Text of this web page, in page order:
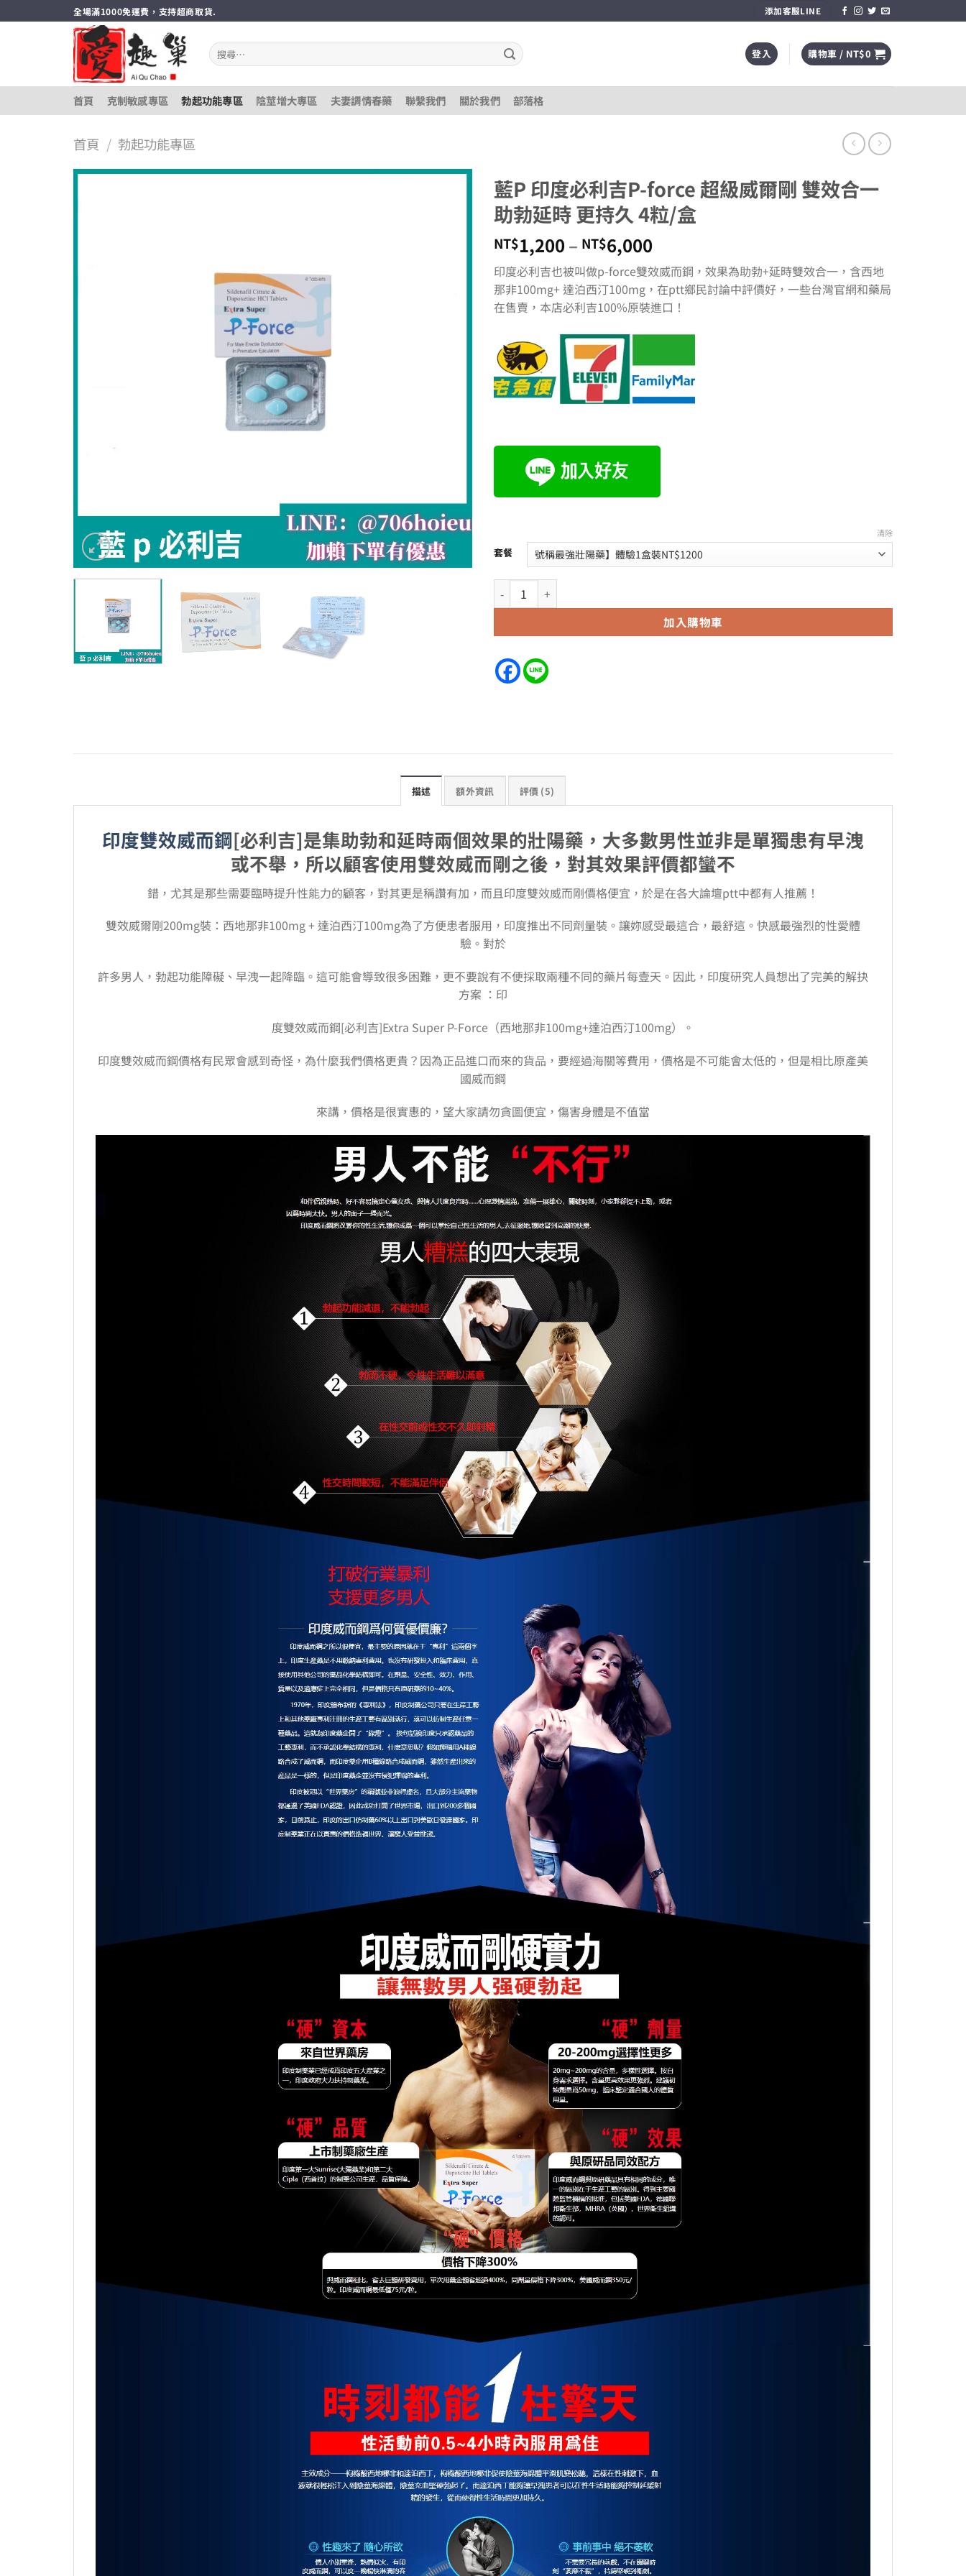
轉
全場滿1000免運費，支持超商取貨. 添加客服LINE
搜
尋
鍵
字:
登入 購物車 / NT$0
首頁 克制敏感專區 勃起功能專區 陰莖增大專區 夫妻調情春藥 聯繫我們 關於我們 部落格
首頁 / 勃起功能專區
藍P 印度必利吉P-force 超級威爾剛 雙效合一
助勃延時 更持久 4粒/盒
NT$1,200 – NT$6,000
格
範
圍：
NT$1,200
到
印度必利吉也被叫做p-force雙效威而鋼，效果為助勃+延時雙效合一，含西地
那非100mg+ 達泊西汀100mg，在ptt鄉民討論中評價好，一些台灣官網和藥局
在售賣，本店必利吉100%原裝進口！
套餐
清除
藍P 印度必利吉P-force 超級威爾剛 雙效合一 助勃延時 更持久 4粒/盒 數量
加入購物車
描述 額外資訊 評價 (5)
印度雙效威而鋼[必利吉]是集助勃和延時兩個效果的壯陽藥，大多數男性並非是單獨患有早洩
或不舉，所以顧客使用雙效威而剛之後，對其效果評價都蠻不
錯，尤其是那些需要臨時提升性能力的顧客，對其更是稱讚有加，而且印度雙效威而剛價格便宜，於是在各大論壇ptt中都有人推薦！
雙效威爾剛200mg裝：西地那非100mg + 達泊西汀100mg為了方便患者服用，印度推出不同劑量裝。讓妳感受最這合，最舒這。快感最強烈的性愛體
驗。對於
許多男人，勃起功能障礙、早洩一起降臨。這可能會導致很多困難，更不要說有不便採取兩種不同的藥片每壹天。因此，印度研究人員想出了完美的解抉
方案 ：印
度雙效威而鋼[必利吉]Extra Super P-Force（西地那非100mg+達泊西汀100mg）。
印度雙效威而鋼價格有民眾會感到奇怪，為什麼我們價格更貴？因為正品進口而來的貨品，要經過海關等費用，價格是不可能會太低的，但是相比原產美
國威而鋼
來講，價格是很實惠的，望大家請勿貪圖便宜，傷害身體是不值當